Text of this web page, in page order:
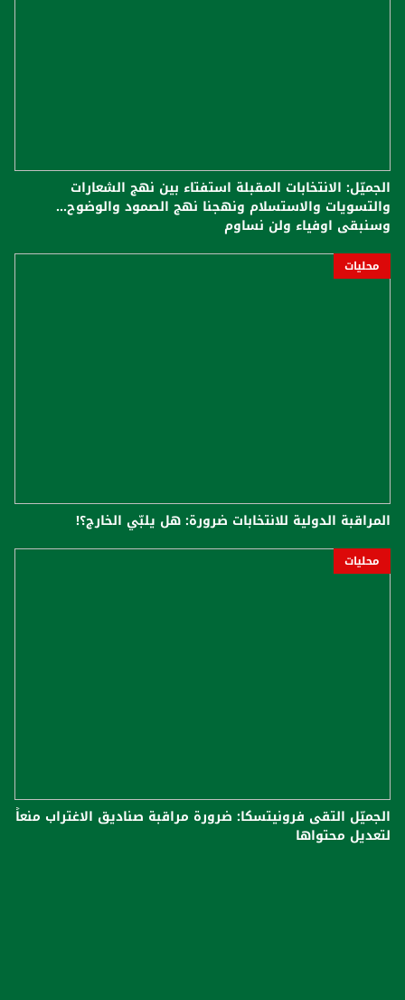
الجميّل: الانتخابات المقبلة استفتاء بين نهج الشعارات
والتسويات والاستسلام ونهجنا نهج الصمود والوضوح...
وسنبقى اوفياء ولن نساوم
محليات
المراقبة الدولية للانتخابات ضرورة: هل يلبّي الخارج؟!
محليات
الجميّل التقى فرونيتسكا: ضرورة مراقبة صناديق الاغتراب منعاً
لتعديل محتواها